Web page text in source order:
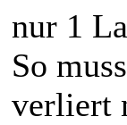
nur 1
So
verliert